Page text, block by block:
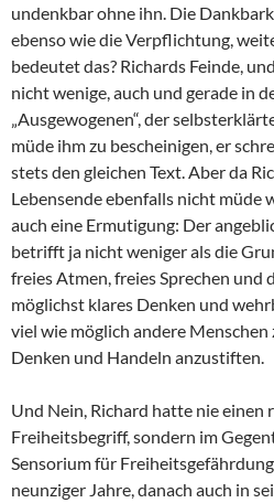
undenkbar ohne ihn. Die
ebenso wie die Verpflichtung,
bedeutet das? Richards Feinde,
nicht wenige, auch und gerade in
„Ausgewogenen“, der
müde ihm zu bescheinigen, er
stets den gleichen Text. Aber da
Lebensende ebenfalls nicht müde
auch eine Ermutigung: Der
betrifft ja nicht weniger als die
freies Atmen, freies Sprechen
möglichst klares Denken und
viel wie möglich andere
Denken und Handeln anzustiften.
Und Nein, Richard hatte nie einen
Freiheitsbegriff, sondern im
Sensorium für
neunziger Jahre, danach auch in